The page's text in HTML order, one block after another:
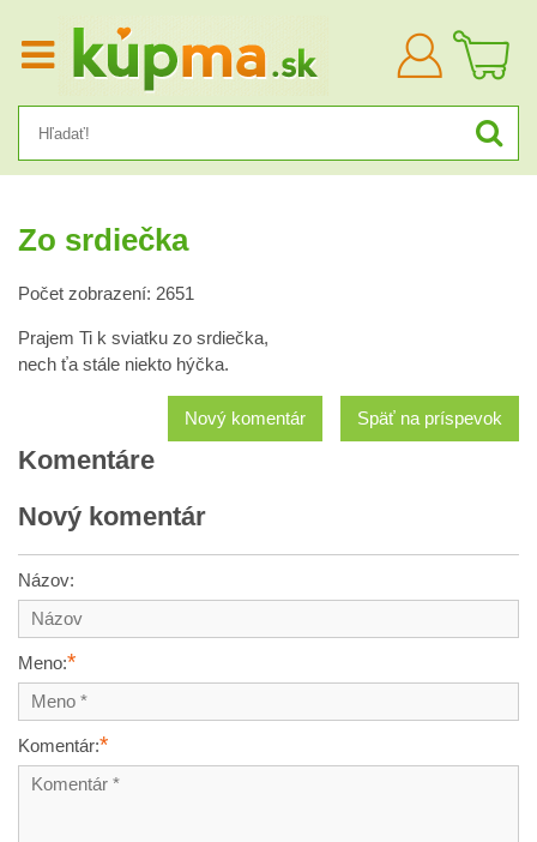
Prihlásiť
sa
Zo srdiečka
Počet zobrazení: 2651
Prajem Ti k sviatku zo srdiečka,
nech ťa stále niekto hýčka.
Späť na príspevok
Nový komentár
Komentáre
Nový komentár
Názov:
Meno:*
Komentár:*